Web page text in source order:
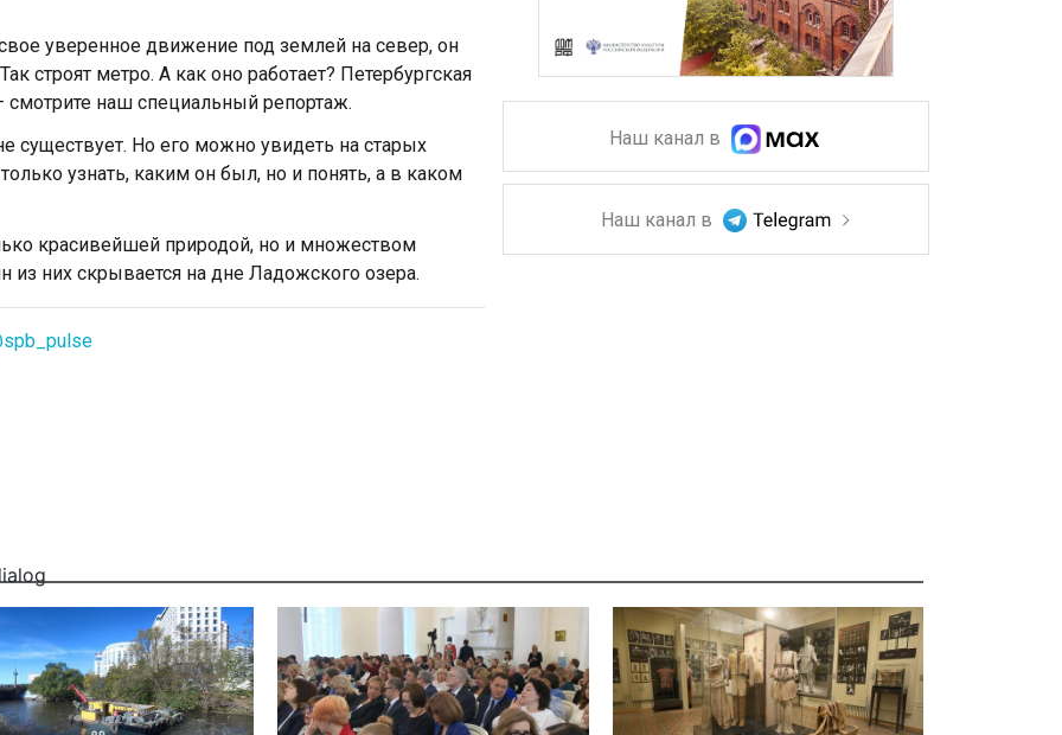
уверенное движение под землей на север, он
строят метро. А как оно работает? Петербургская
смотрите наш специальный репортаж.
существует. Но его можно увидеть на старых
узнать, каким он был, но и понять, а в каком
красивейшей природой, но и множеством
из них скрывается на дне Ладожского озера.
Наш канал в
Наш канал в